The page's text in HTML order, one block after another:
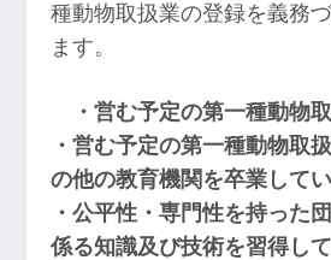
種動物取扱業の登録を義務
ます。
・営む予定の第一種動物
・営む予定の第一種動物取
の他の教育機関を卒業して
・公平性・専門性を持った
係る知識及び技術を習得し